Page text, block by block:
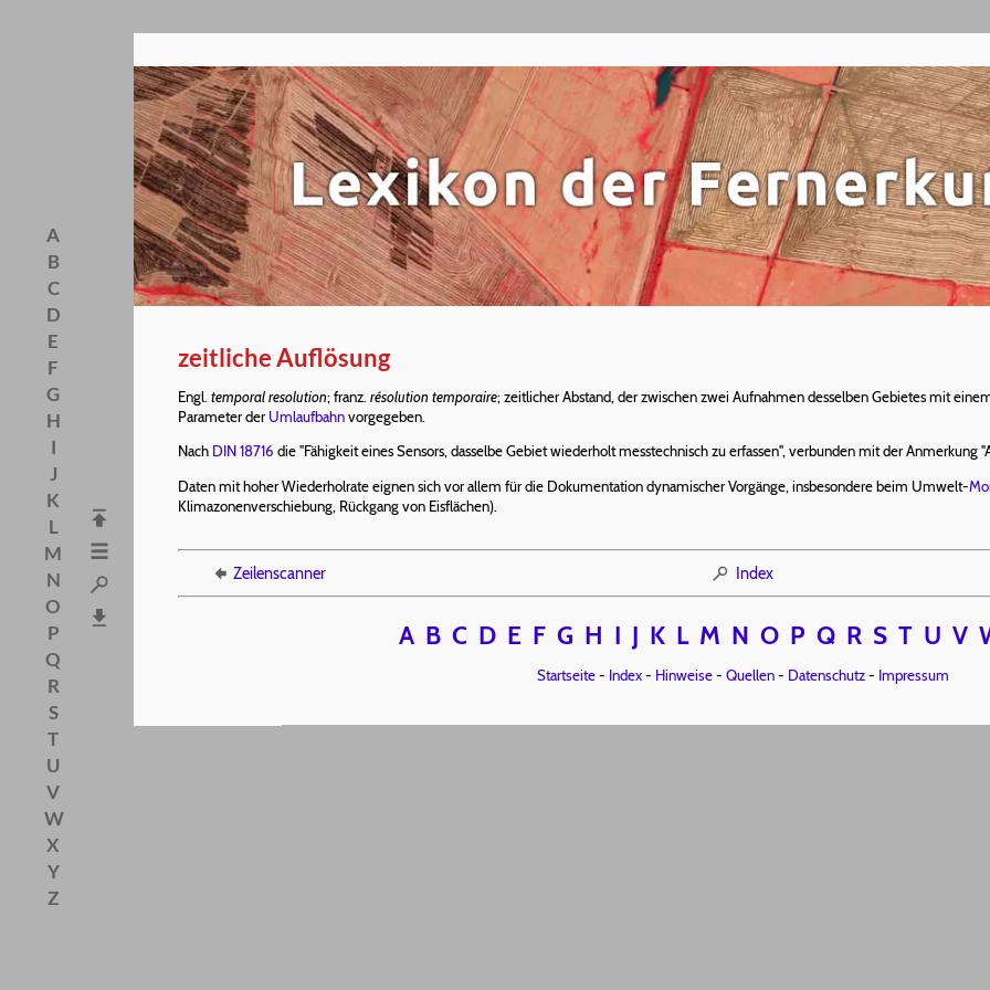
A
B
C
D
E
F
G
H
I
J
K
L
M
N
O
P
Q
R
S
T
U
V
W
X
Y
Z
zeitliche Auflösung
Engl. temporal resolution; franz. résolution temporaire; zeitlicher Abstand, der zwischen zwei Aufnahmen desselben Gebietes mit
Parameter derUmlaufbahnvorgegeben.
Nach DIN 18716 die "Fähigkeit eines Sensors, dasselbe Gebiet wiederholt messtechnisch zu erfassen", verbunden mit der Anmerkung
Daten mit hoher Wiederholrate eignen sich vor allem für die Dokumentation dynamischer Vorgänge, insbesondere beim Umwelt-
Klimazonenverschiebung, Rückgang von Eisflächen).
Zeilenscanner Index
A B C D E F G H I J K L M N O P Q R S T U V
Startseite- Index- Hinweise- Quellen- Datenschutz- Impressum